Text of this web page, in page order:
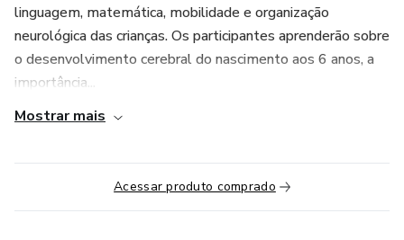
linguagem, matemática, mobilidade e organização
neurológica das crianças. Os participantes aprenderão sobre
o desenvolvimento cerebral do nascimento aos 6 anos, a
importância...
Mostrar mais
Acessar produto comprado